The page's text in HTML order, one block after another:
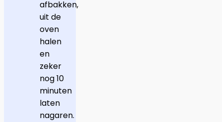
afbakken,
uit de
oven
halen
en
zeker
nog 10
minuten
laten
nagaren.